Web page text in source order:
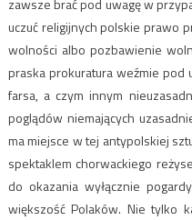
zawsze brać pod uwagę w
uczuć religijnych polskie prawo
wolności albo pozbawienie
praska prokuratura weźmie pod
farsa, a czym innym
poglądów niemających
ma miejsce w tej antypolskiej
spektaklem chorwackiego
do okazania wyłącznie
większość Polaków. Nie tylko